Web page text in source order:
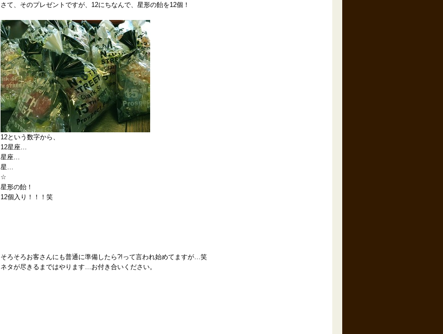
さて、そのプレゼントですが、12にちなんで、星形の飴を12個！
12という数字から、
12星座…
星座…
星…
☆
星形の飴！
12個入り！！！笑
そろそろお客さんにも普通に準備したら?!って言われ始めてますが…笑
ネタが尽きるまではやります…お付き合いください。